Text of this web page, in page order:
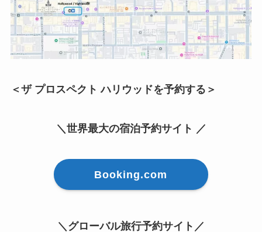
＜ザ プロスペクト ハリウッドを予約する＞
＼世界最大の宿泊予約サイト ／
Booking.com
＼グローバル旅行予約サイト／